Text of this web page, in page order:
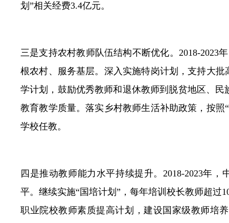
划”相关经费3.4亿元。
三是支持农村教师队伍结构不断优化。2018-2023
根农村、服务基层。深入实施特岗计划，支持大
学计划，鼓励优秀教师和退休教师到脱贫地区、
教育教学质量。落实乡村教师生活补助政策，按
学校任教。
四是推动教师能力水平持续提升。2018-2023年
平。继续实施“国培计划”，每年培训校长教师超
职业院校教师素质提高计划，建设国家级教师培